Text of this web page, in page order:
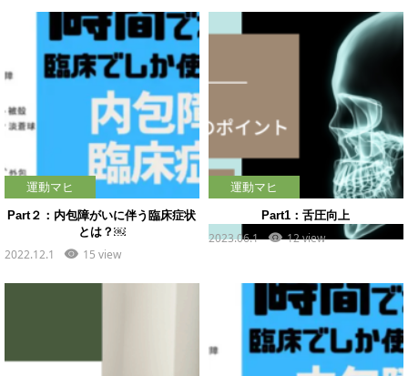
運動マヒ
Part２：内包障がいに伴う臨床症状
とは？￼
2022.12.1 15 view
運動マヒ
Part1：舌圧向上
2023.06.1 12 view